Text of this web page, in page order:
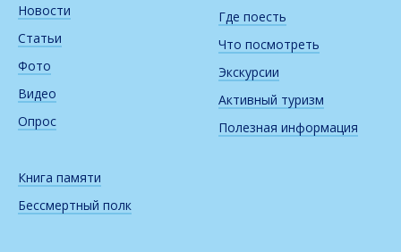
Новости
Статьи
Фото
Видео
Опрос
Книга памяти
Бессмертный полк
Где поесть
Что посмотреть
Экскурсии
Активный туризм
Полезная информация